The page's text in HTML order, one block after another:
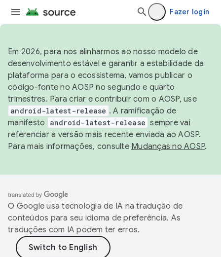
Fazer login
Em 2026, para nos alinharmos ao nosso modelo de
desenvolvimento estável e garantir a estabilidade da
plataforma para o ecossistema, vamos publicar o
código-fonte no AOSP no segundo e quarto
trimestres. Para criar e contribuir com o AOSP, use
android-latest-release . A ramificação de
manifesto
android-latest-release sempre vai
referenciar a versão mais recente enviada ao AOSP.
Para mais informações, consulte Mudanças no AOSP.
O Google usa tecnologia de IA na tradução de
conteúdos para seu idioma de preferência. As
traduções com IA podem ter erros.